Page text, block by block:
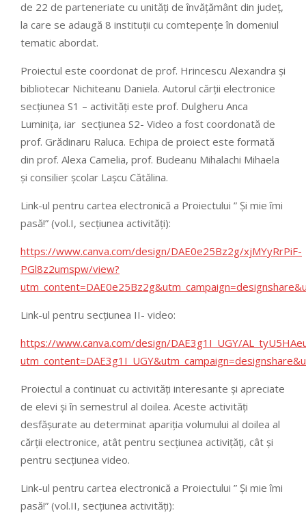
de 22 de parteneriate cu unități de învățământ din județ,
la care se adaugă 8 instituții cu comtepențe în domeniul
tematic abordat.
Proiectul este coordonat de prof. Hrincescu Alexandra și
bibliotecar Nichiteanu Daniela. Autorul cărții electronice
secțiunea S1 – activități este prof. Dulgheru Anca
Luminița, iar secțiunea S2- Video a fost coordonată de
prof. Grădinaru Raluca. Echipa de proiect este formată
din prof. Alexa Camelia, prof. Budeanu Mihalachi Mihaela
și consilier școlar Lașcu Cătălina.
Link-ul pentru cartea electronică a Proiectului ” Și mie îmi
pasă!” (vol.I, secțiunea activități):
https://www.canva.com/design/DAE0e25Bz2g/xjMYyRrPiF-
PGl8z2umspw/view?
Link-ul pentru secțiunea II- video:
https://www.canva.com/design/DAE3g1I_UGY/
Proiectul a continuat cu activități interesante și apreciate
de elevi și în semestrul al doilea. Aceste activități
desfășurate au determinat apariția volumului al doilea al
cărții electronice, atât pentru secțiunea activițăți, cât și
pentru secțiunea video.
Link-ul pentru cartea electronică a Proiectului ” Și mie îmi
pasă!” (vol.II, secțiunea activități):